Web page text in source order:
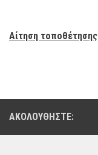
Αίτηση τοποθέτησης
ΑΚΟΛΟΥΘΉΣΤΕ: